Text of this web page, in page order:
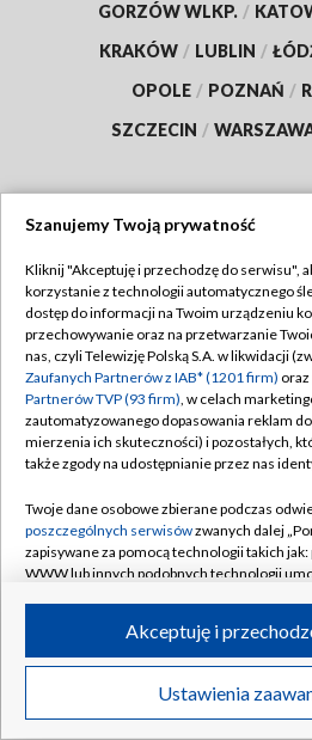
GORZÓW WLKP. /
KRAKÓW / LUBLIN /
OPOLE / POZNAŃ /
SZCZECIN /
TVP
Abonament TVP
Emisja w TVP
Centrum informacji TVP
Naziemna Telewizja Cyfrowa
Rada Programowa
System NOS
Informacje o nadawcy
Program dla prasy
Ogłoszenie przetargowe
Regulamin
Polityka
Moje
Pomoc
Kontakt
Kanały
©2026 Telewizja Polska
Szanujemy Twoją prywatność
Kliknij "Akceptuję i przechodzę do serwisu",
korzystanie z technologii automatycznego
dostęp do informacji na Twoim urządzeniu
przechowywanie oraz na przetwarzanie
nas, czyli Telewizję Polską S.A. w likwidacji
Zaufanych Partnerów z IAB* (1201 firm) oraz
Partnerów TVP (93 firm), w celach
zautomatyzowanego dopasowania reklam
mierzenia ich skuteczności) i pozostałych,
także zgody na udostępnianie przez nas
Twoje dane osobowe zbierane podczas
poszczególnych serwisówzwanych dalej
zapisywane za pomocą technologii takich
WWW lub innych podobnych technologii
ruchu w Internecie.
Twoje dane osobowe zbierane podczas
poszczególnych serwisówna Portalu, takie
Ustawienia
Akceptuję i